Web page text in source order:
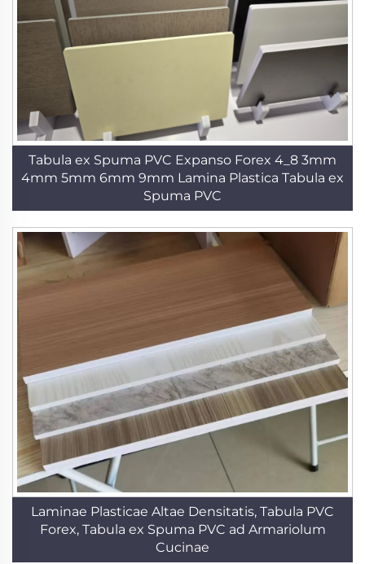
Tabula ex Spuma PVC Expanso Forex 4_8 3mm
4mm 5mm 6mm 9mm Lamina Plastica Tabula ex
Spuma PVC
Laminae Plasticae Altae Densitatis, Tabula PVC
Forex, Tabula ex Spuma PVC ad Armariolum
Cucinae